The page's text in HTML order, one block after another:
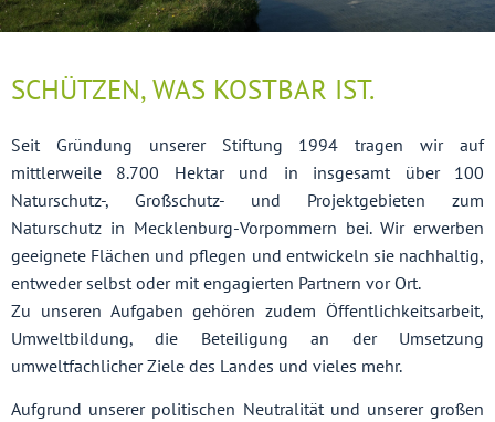
SCHÜTZEN, WAS KOSTBAR IST.
Seit Gründung unserer Stiftung 1994 tragen wir auf
mittlerweile 8.700 Hektar und in insgesamt über 100
Naturschutz-, Großschutz- und Projektgebieten zum
Naturschutz in Mecklenburg-Vorpommern bei. Wir erwerben
geeignete Flächen und pflegen und entwickeln sie nachhaltig,
entweder selbst oder mit engagierten Partnern vor Ort.
Zu unseren Aufgaben gehören zudem Öffentlichkeitsarbeit,
Umweltbildung, die Beteiligung an der Umsetzung
umweltfachlicher Ziele des Landes und vieles mehr.
Aufgrund unserer politischen Neutralität und unserer großen